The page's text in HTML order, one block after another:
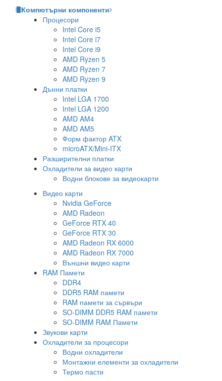
Компютърни компоненти
Процесори
Intel Core i5
Intel Core i7
Intel Core i9
AMD Ryzen 5
AMD Ryzen 7
AMD Ryzen 9
Дънни платки
Intel LGA 1700
Intel LGA 1200
AMD AM4
AMD AM5
Форм фактор ATX
microATX/Mini-ITX
Разширителни платки
Охладители за видео карти
Водни блокове за видеокарти
Видео карти
Nvidia GeForce
AMD Radeon
GeForce RTX 40
GeForce RTX 30
AMD Radeon RX 6000
AMD Radeon RX 7000
Външни видео карти
RAM Памети
DDR4
DDR5 RAM памети
RAM памети за сървъри
SO-DIMM DDR5 RAM памети
SO-DIMM RAM Памети
Звукови карти
Охладители за процесори
Водни охладители
Монтажни елементи за охладители
Термо пасти